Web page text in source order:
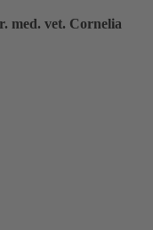
med. vet. Cornelia